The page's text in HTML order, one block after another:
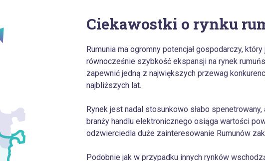
Ciekawostki o rynku
Rumunia ma ogromny potencjał gospodarczy,
równocześnie szybkość ekspansji na rynek
zapewnić jedną z największych przewag
najbliższych lat.
Rynek jest nadal stosunkowo słabo
branży handlu elektronicznego osiąga wartości
odzwierciedla duże zainteresowanie Rumunów
Podobnie jak w przypadku innych rynków